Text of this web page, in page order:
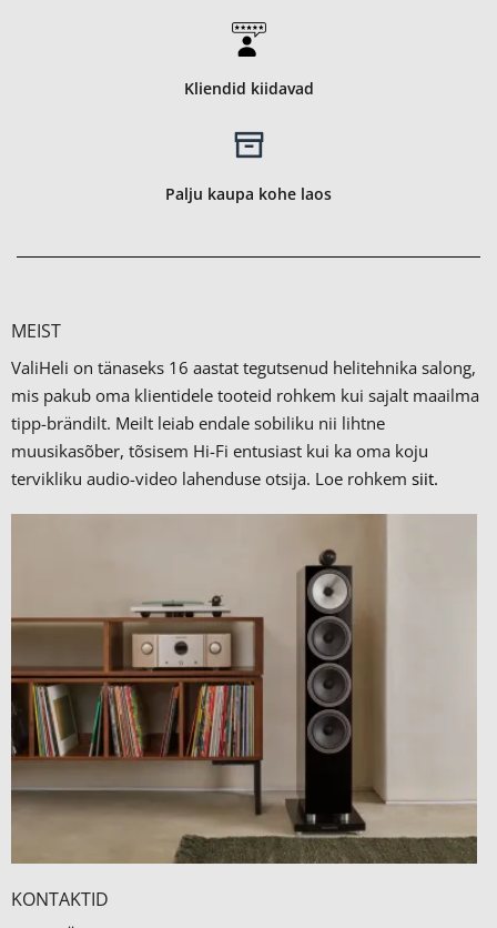
Kliendid kiidavad
Palju kaupa kohe laos
MEIST
ValiHeli on tänaseks 16 aastat tegutsenud helitehnika salong,
mis pakub oma klientidele tooteid rohkem kui sajalt maailma
tipp-brändilt. Meilt leiab endale sobiliku nii lihtne
muusikasõber, tõsisem Hi-Fi entusiast kui ka oma koju
tervikliku audio-video lahenduse otsija. Loe rohkem siit.
KONTAKTID